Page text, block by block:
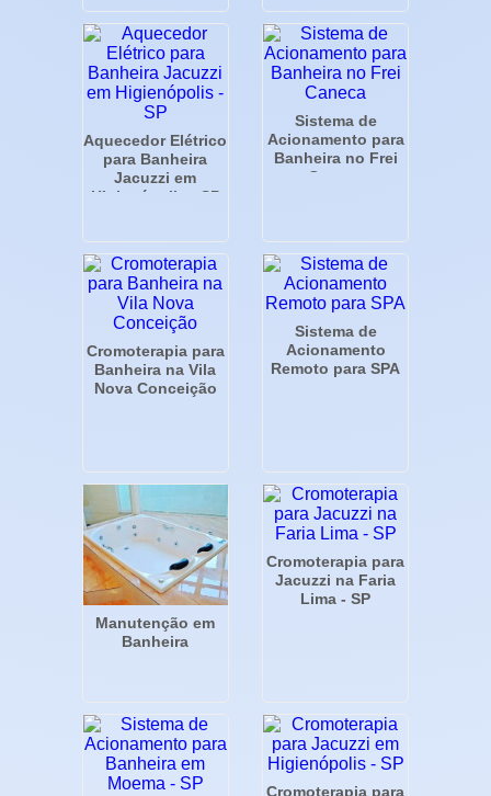
Aquecedor Elétrico
para Banheira
Jacuzzi em
Higienópolis - SP
Sistema de
Acionamento para
Banheira no Frei
Caneca
Cromoterapia para
Banheira na Vila
Nova Conceição
Sistema de
Acionamento
Remoto para SPA
Manutenção em
Banheira
Cromoterapia para
Jacuzzi na Faria
Lima - SP
Cromoterapia para